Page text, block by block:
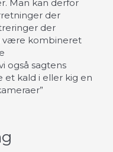
Man kan derfor
der
der
være kombineret
også sagtens
et kald i eller kig en